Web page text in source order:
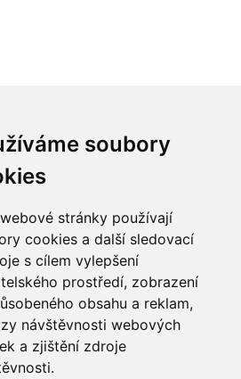
soubory
stránky používají
cookies a další sledovací
s cílem vylepšení
prostředí, zobrazení
obsahu a reklam,
návštěvnosti webových
a zjištění zdroje